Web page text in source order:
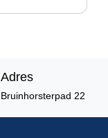
Adres
Bruinhorsterpad 22